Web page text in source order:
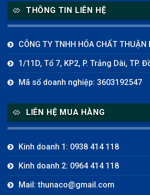
THÔNG TIN LIÊN HỆ
CÔNG TY TNHH HÓA CHẤT THUẬN
1/11D, Tổ 7, KP2, P. Trảng Dài, TP.
Mã số doanh nghiệp: 3603192547
LIÊN HỆ MUA HÀNG
Kinh doanh 1: 0938 414 118
Kinh doanh 2: 0964 414 118
Mail: thunaco@gmail.com